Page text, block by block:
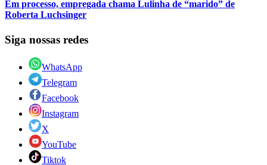
Em processo, empregada chama Lulinha de “marido” de
Roberta Luchsinger
Siga nossas redes
WhatsApp
Telegram
Facebook
Instagram
X
YouTube
Tiktok